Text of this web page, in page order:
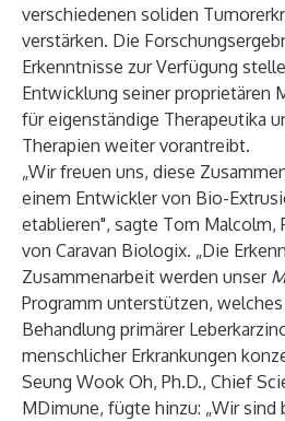
verschiedenen soliden
verstärken. Die
Erkenntnisse zur Verfügung
Entwicklung seiner proprietären
für eigenständige Therapeutika
Therapien weiter vorantreibt.
„Wir freuen uns, diese
einem Entwickler von Bio-
etablieren", sagte Tom Malcolm,
von Caravan Biologix. „Die
Zusammenarbeit werden unser
Programm unterstützen,
Behandlung primärer
menschlicher Erkrankungen
Seung Wook Oh, Ph.D., Chief
MDimune, fügte hinzu: „Wir sind